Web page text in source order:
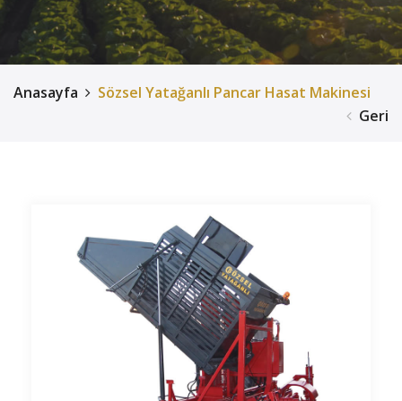
Anasayfa
Sözsel Yatağanlı Pancar Hasat Makinesi
Geri